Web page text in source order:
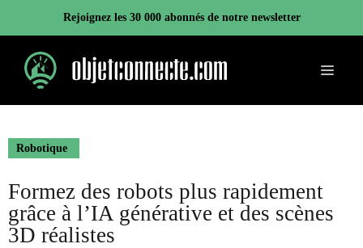
contenu
Rejoignez les 30 000 abonnés de notre newsletter
Menu
Robotique
Formez des robots plus rapidement
grâce à l’IA générative et des scènes
3D réalistes